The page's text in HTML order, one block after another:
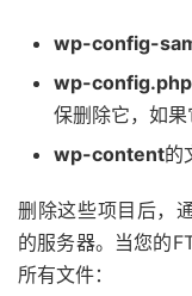
wp-config-
wp-config.php
保删除它，如果
wp-content的
删除这些项目后，
的服务器。当您的
所有文件：